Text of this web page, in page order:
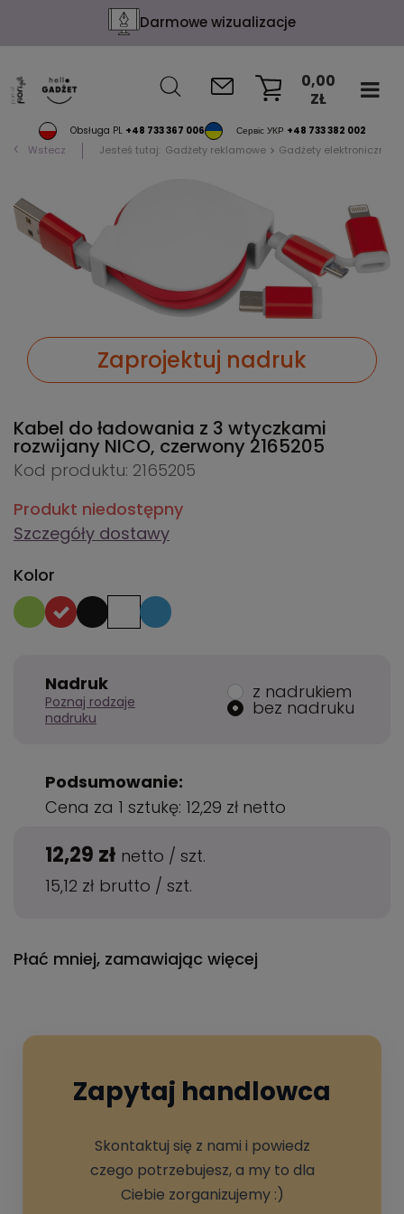
Darmowe wizualizacje
Obsługa PL +48 733 367 006 Сервіс УКР +48 733 382 002
0,00
ZŁ
Wstecz Jesteś tutaj: Gadżety reklamowe Gadżety elektroniczne
Zaprojektuj nadruk
Kabel do ładowania z 3 wtyczkami
rozwijany NICO, czerwony 2165205
Kod produktu: 2165205
Produkt niedostępny
Szczegóły dostawy
Kolor
Nadruk
Poznaj rodzaje
nadruku
z nadrukiem
bez nadruku
Podsumowanie:
Cena za 1 sztukę: 12,29 zł netto
12,29 zł netto / szt.
15,12 zł brutto / szt.
Płać mniej, zamawiając więcej
Zapytaj handlowca
Skontaktuj się z nami i powiedz
czego potrzebujesz, a my to dla
Ciebie zorganizujemy :)